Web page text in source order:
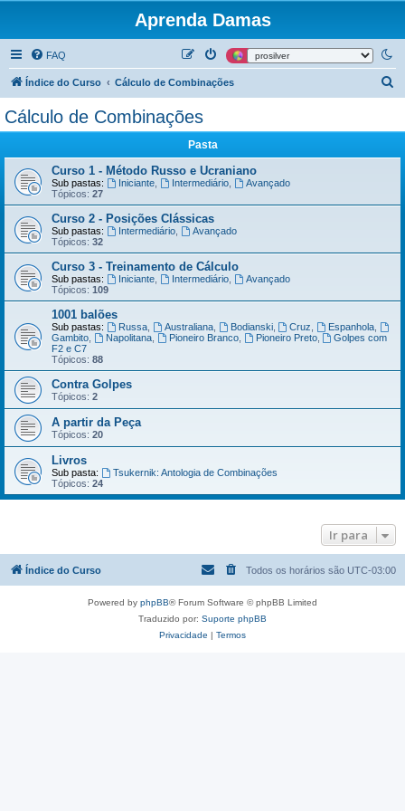
Aprenda Damas
FAQ
Índice do Curso Cálculo de Combinações
r
Cálculo de Combinações
Pasta
Curso 1 - Método Russo e Ucraniano
Sub pastas: Iniciante, Intermediário,
Avançado
Tópicos: 27
Curso 2 - Posições Clássicas
Sub pastas: Intermediário,
Avançado
Tópicos: 32
Curso 3 - Treinamento de Cálculo
Sub pastas: Iniciante, Intermediário,
Avançado
Tópicos: 109
1001 balões
Sub pastas: Russa, Australiana, Bodianski, Cruz Espanhola
Gambito
Napolitana, Pioneiro Branco, Pioneiro Preto,
Golpes com
F2 e C7
Tópicos: 88
Contra Golpes
Tópicos: 2
A partir da Peça
Tópicos: 20
Livros
Sub pasta:
Tsukernik: Antologia de Combinações
Tópicos: 24
Ir para
Índice do Curso Todos os horários são UTC-03:00
Powered by phpBB® Forum Software © phpBB Limited
Traduzido por: Suporte phpBB
Privacidade | Termos